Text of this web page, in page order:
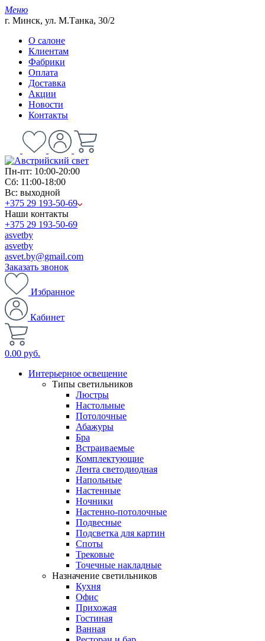
Меню
г. Минск, ул. М.Танка, 30/2
О салоне
Клиентам
Фабрики
Оплата
Доставка
Акции
Новости
Контакты
Пн-пт: 10:00-20:00
Сб: 11:00-18:00
Вс: выходной
+375 29 193-50-69
Наши контакты
+375 29 193-50-69
asvetby
asvetby
asvet.by@gmail.com
Заказать звонок
Избранное
Кабинет
0.00 руб.
Интерьерное освещение
Типы светильников
Люстры
Настольные
Потолочные
Абажуры
Бра
Встраиваемые
Комплектующие
Лента светодиодная
Напольные
Настенные
Ночники
Настенно-потолочные
Подвесные
Подсветка для картин
Споты
Трековые
Точечные накладные
Назначение светильников
Кухня
Офис
Прихожая
Гостиная
Ванная